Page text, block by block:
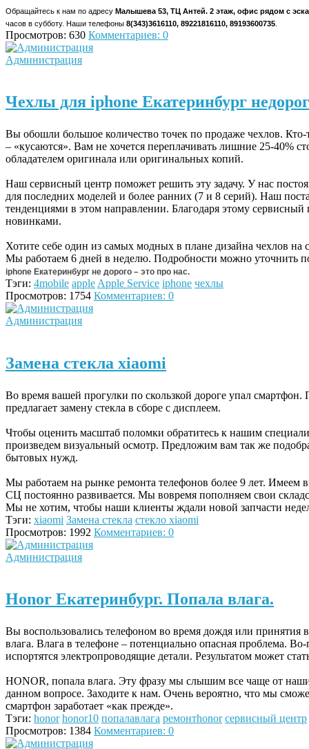
Обращайтесь к нам по адресу Малышева 53, ТЦ Антей. 2 этаж, офис рядом с
часов в субботу. Наши телефоны 8(343)3616110, 89221816110, 89193600735
Просмотров: 630 Комментариев: 0
Администрация
Чехлы для iphone Екатеринбург
Вы обошли большое количество точек по продаже чехлов.
– «кусаются». Вам не хочется переплачивать лишние 25-40%
обладателем оригинала или оригинальных копий.
Наш сервисный центр поможет решить эту задачу. У нас
для последних моделей и более ранних (7 и 8 серий). Наш
тенденциями в этом направлении. Благодаря этому
новинками.
Хотите себе один из самых модных в плане дизайна чехлов
Мы работаем 6 дней в неделю. Подробности можно уточнить
iphone Екатеринбург не дорого – это про нас.
Тэги: 4mobile apple Apple Service iphone чехлы
Просмотров: 1754 Комментариев: 0
Администрация
Замена стекла xiaomi
Во время вашей прогулки по скользкой дороге упал
предлагает замену стекла в сборе с дисплеем.
Чтобы оценить масштаб поломки обратитесь к нашим
произведем визуальный осмотр. Предложим вам так же
бытовых нужд.
Мы работаем на рынке ремонта телефонов более 9 лет.
СЦ постоянно развивается. Мы вовремя пополняем свои
Мы не хотим, чтобы наши клиенты ждали новой запчасти
Тэги: xiaomi Замена стекла стекло xiaomi
Просмотров: 1992 Комментариев: 0
Администрация
Honor Екатеринбург. Попала влага.
Вы воспользовались телефоном во время дождя или принятия
влага. Влага в телефоне – потенциально опасная проблема.
испортятся электропроводящие детали. Результатом может
HONOR, попала влага. Эту фразу мы слышим все чаще от
данном вопросе. Заходите к нам. Очень вероятно, что мы
смартфон заработает «как прежде».
Тэги: honor honor10 попалавлага ремонтhonor сервисный центр
Просмотров: 1384 Комментариев: 0